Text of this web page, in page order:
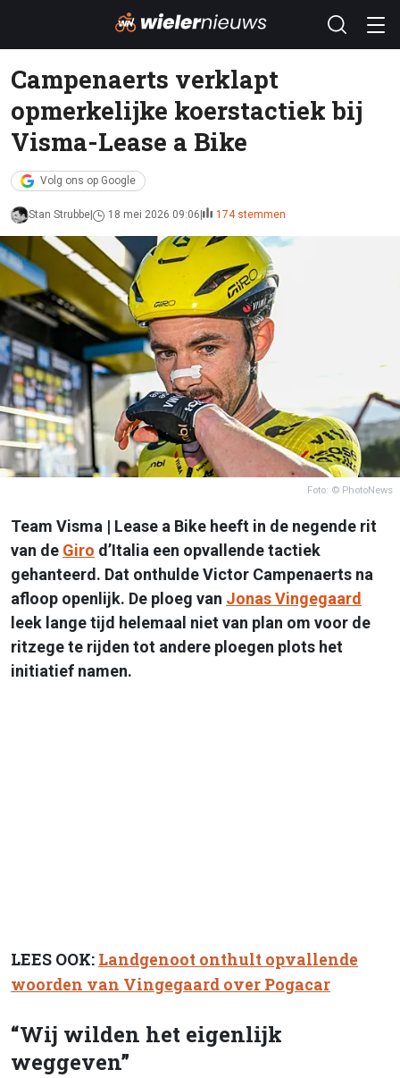
Campenaerts verklapt
opmerkelijke koerstactiek bij
Visma-Lease a Bike
Volg ons op Google
Stan Strubbe 18 mei 2026 09:06 174 stemmen
Foto: © PhotoNews
Team Visma | Lease a Bike heeft in de negende rit
van de Giro d’Italia een opvallende tactiek
gehanteerd. Dat onthulde Victor Campenaerts na
afloop openlijk. De ploeg van Jonas Vingegaard
leek lange tijd helemaal niet van plan om voor de
ritzege te rijden tot andere ploegen plots het
initiatief namen.
LEES OOK: Landgenoot onthult opvallende
woorden van Vingegaard over Pogacar
“Wij wilden het eigenlijk
weggeven”